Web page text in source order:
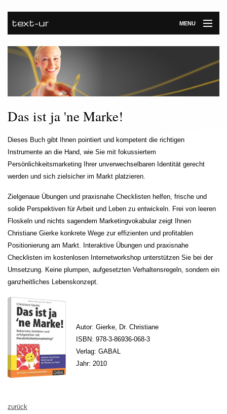
text-ur MENU
Startseite
Leistungen
Unternehmen
Referenzen
Das ist ja 'ne Marke!
Dieses Buch gibt Ihnen pointiert und kompetent die richtigen
Instrumente an die Hand, wie Sie mit fokussiertem
Persönlichkeitsmarketing Ihrer unverwechselbaren Identität gerecht
werden und sich zielsicher im Markt platzieren.
Zielgenaue Übungen und praxisnahe Checklisten helfen, frische und
solide Perspektiven für Arbeit und Leben zu entwickeln. Frei von leeren
Floskeln und nichts sagendem Marketingvokabular zeigt Ihnen
Christiane Gierke konkrete Wege zur effizienten und profitablen
Positionierung am Markt. Interaktive Übungen und praxisnahe
Checklisten im kostenlosen Internetworkshop unterstützen Sie bei der
Umsetzung. Keine plumpen, aufgesetzten Verhaltensregeln, sondern ein
ganzheitliches Lebenskonzept.
Autor: Gierke, Dr. Christiane
ISBN: 978-3-86936-068-3
Verlag: GABAL
Jahr: 2010
zurück